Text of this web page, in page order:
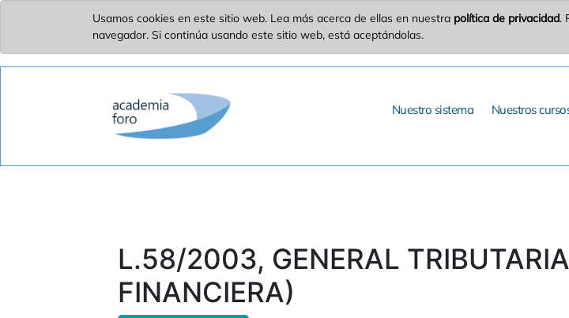
Usamos cookies en este sitio web. Lea más acerca de ellas en nuestra política de privacidad.
navegador. Si continúa usando este sitio web, está aceptándolas.
Nuestro sistema Nuestros
L.58/2003, GENERAL
FINANCIERA)